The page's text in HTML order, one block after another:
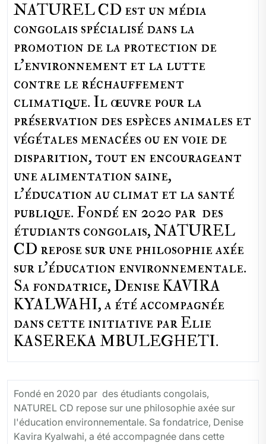
NATUREL CD est un média
congolais spécialisé dans la
promotion de la protection de
l’environnement et la lutte
contre le réchauffement
climatique. Il œuvre pour la
préservation des espèces animales et
végétales menacées ou en voie de
disparition, tout en encourageant
une alimentation saine,
l'éducation au climat et la santé
publique. Fondé en 2020 par des
étudiants congolais, NATUREL
CD repose sur une philosophie axée
sur l'éducation environnementale.
Sa fondatrice, Denise KAVIRA
KYALWAHI, a été accompagnée
dans cette initiative par Elie
KASEREKA MBULEGHETI.
Fondé en 2020 par des étudiants congolais,
NATUREL CD repose sur une philosophie axée sur
l'éducation environnementale. Sa fondatrice, Denise
Kavira Kyalwahi, a été accompagnée dans cette